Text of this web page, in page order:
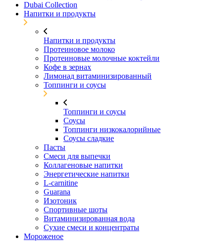
Dubai Collection
Напитки и продукты
Напитки и продукты
Протеиновое молоко
Протеиновые молочные коктейли
Кофе в зернах
Лимонад витаминизированный
Топпинги и соусы
Топпинги и соусы
Соусы
Топпинги низкокалорийные
Соусы сладкие
Пасты
Смеси для выпечки
Коллагеновые напитки
Энергетические напитки
L-carnitine
Guarana
Изотоник
Спортивные шоты
Витаминизированная вода
Сухие смеси и концентраты
Мороженое